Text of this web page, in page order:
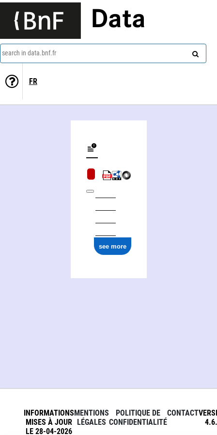
Data
search in data.bnf.fr
FR
see more
INFORMATIONS
MISES À JOUR
LE 28-04-2026
MENTIONS
LÉGALES
POLITIQUE DE
CONFIDENTIALITÉ
CONTACT